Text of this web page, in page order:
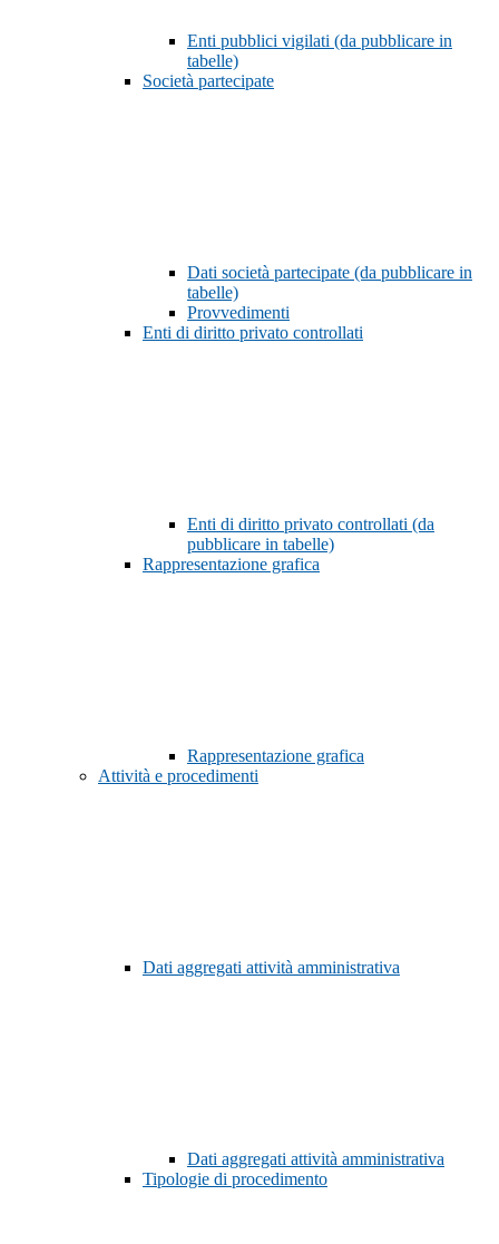
Enti pubblici vigilati (da pubblicare in
tabelle)
Società partecipate
Dati società partecipate (da pubblicare in
tabelle)
Provvedimenti
Enti di diritto privato controllati
Enti di diritto privato controllati (da
pubblicare in tabelle)
Rappresentazione grafica
Rappresentazione grafica
Attività e procedimenti
Dati aggregati attività amministrativa
Dati aggregati attività amministrativa
Tipologie di procedimento